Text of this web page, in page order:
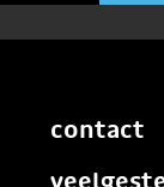
contact